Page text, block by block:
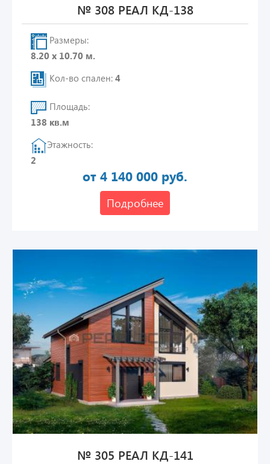
№ 308 РЕАЛ КД-138
Размеры:
8.20 х 10.70 м.
Кол-во спален: 4
Площадь:
138 кв.м
Этажность:
2
от 4 140 000 руб.
Подробнее
№ 305 РЕАЛ КД-141